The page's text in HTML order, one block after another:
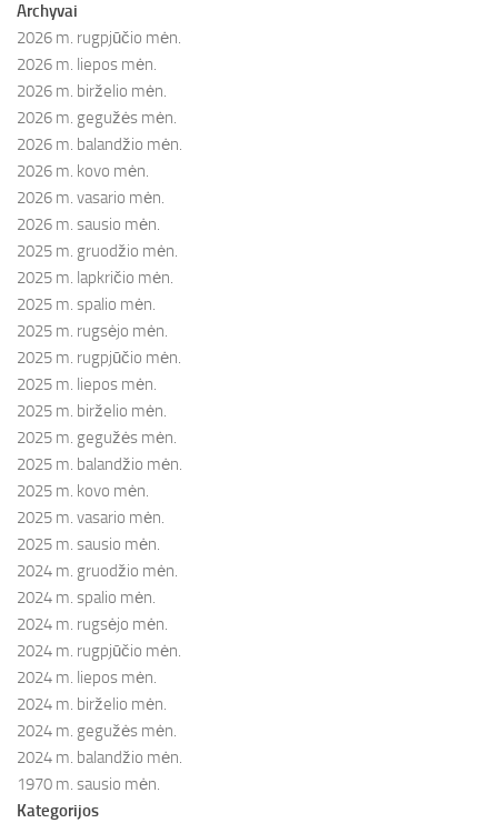
Archyvai
2026 m. rugpjūčio mėn.
2026 m. liepos mėn.
2026 m. birželio mėn.
2026 m. gegužės mėn.
2026 m. balandžio mėn.
2026 m. kovo mėn.
2026 m. vasario mėn.
2026 m. sausio mėn.
2025 m. gruodžio mėn.
2025 m. lapkričio mėn.
2025 m. spalio mėn.
2025 m. rugsėjo mėn.
2025 m. rugpjūčio mėn.
2025 m. liepos mėn.
2025 m. birželio mėn.
2025 m. gegužės mėn.
2025 m. balandžio mėn.
2025 m. kovo mėn.
2025 m. vasario mėn.
2025 m. sausio mėn.
2024 m. gruodžio mėn.
2024 m. spalio mėn.
2024 m. rugsėjo mėn.
2024 m. rugpjūčio mėn.
2024 m. liepos mėn.
2024 m. birželio mėn.
2024 m. gegužės mėn.
2024 m. balandžio mėn.
1970 m. sausio mėn.
Kategorijos